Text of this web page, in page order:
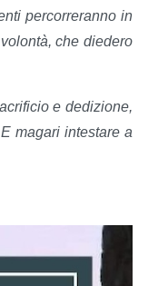
percorreranno in
che diedero
e dedizione,
magari intestare a